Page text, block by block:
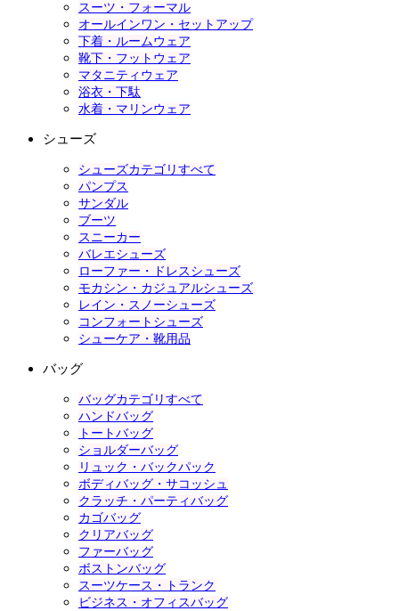
スーツ・フォーマル
オールインワン・セットアップ
下着・ルームウェア
靴下・フットウェア
マタニティウェア
浴衣・下駄
水着・マリンウェア
シューズ
シューズカテゴリすべて
パンプス
サンダル
ブーツ
スニーカー
バレエシューズ
ローファー・ドレスシューズ
モカシン・カジュアルシューズ
レイン・スノーシューズ
コンフォートシューズ
シューケア・靴用品
バッグ
バッグカテゴリすべて
ハンドバッグ
トートバッグ
ショルダーバッグ
リュック・バックパック
ボディバッグ・サコッシュ
クラッチ・パーティバッグ
カゴバッグ
クリアバッグ
ファーバッグ
ボストンバッグ
スーツケース・トランク
ビジネス・オフィスバッグ